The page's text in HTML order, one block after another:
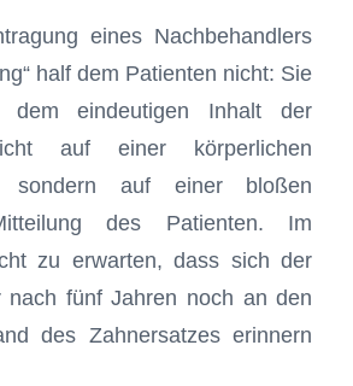
eines Nachbehandlers
half dem Patienten nicht: Sie
dem eindeutigen Inhalt der
auf einer körperlichen
sondern auf einer bloßen
des Patienten. Im
zu erwarten, dass sich der
nach fünf Jahren noch an den
des Zahnersatzes erinnern